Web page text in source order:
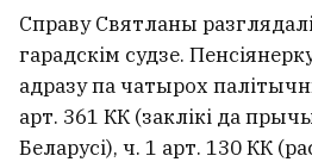
Справу Святланы
гарадскім судзе.
адразу па чатырох
арт. 361 КК (заклікі да
Беларусі), ч. 1 арт. 130 КК